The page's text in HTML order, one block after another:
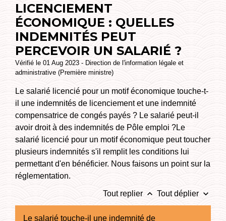
LICENCIEMENT
ÉCONOMIQUE : QUELLES
INDEMNITÉS PEUT
PERCEVOIR UN SALARIÉ ?
Vérifié le 01 Aug 2023 - Direction de l'information légale et
administrative (Première ministre)
Le salarié licencié pour un motif économique touche-t-
il une indemnités de licenciement et une indemnité
compensatrice de congés payés ? Le salarié peut-il
avoir droit à des indemnités de Pôle emploi ?Le
salarié licencié pour un motif économique peut toucher
plusieurs indemnités s'il remplit les conditions lui
permettant d'en bénéficier. Nous faisons un point sur la
réglementation.
Tout replier keyboard_arrow_up Tout déplier keyboard_arrow_down
Le salarié touche-il une indemnité de